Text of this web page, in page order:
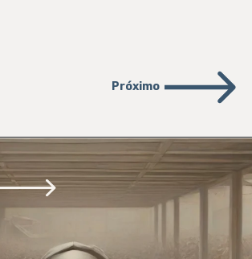
Próximo